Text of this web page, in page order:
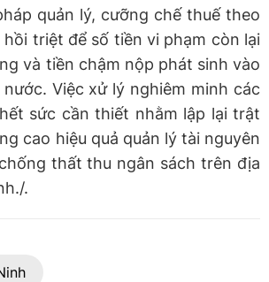
quản lý, cưỡng chế thuế theo
triệt để số tiền vi phạm còn lại
và tiền chậm nộp phát sinh vào
Việc xử lý nghiêm minh các
sức cần thiết nhằm lập lại trật
cao hiệu quả quản lý tài nguyên
thất thu ngân sách trên địa
.